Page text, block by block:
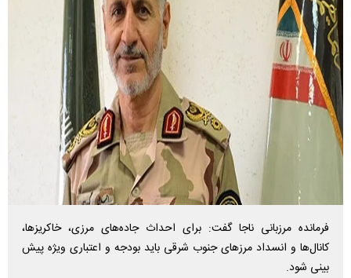
فرمانده مرزبانی ناجا گفت: برای احداث جاده‌های مرزی، خاکریزها،
کانال‌ها و انسداد مرزهای جنوب شرقی باید بودجه و اعتباری ویژه پیش
بینی شود.